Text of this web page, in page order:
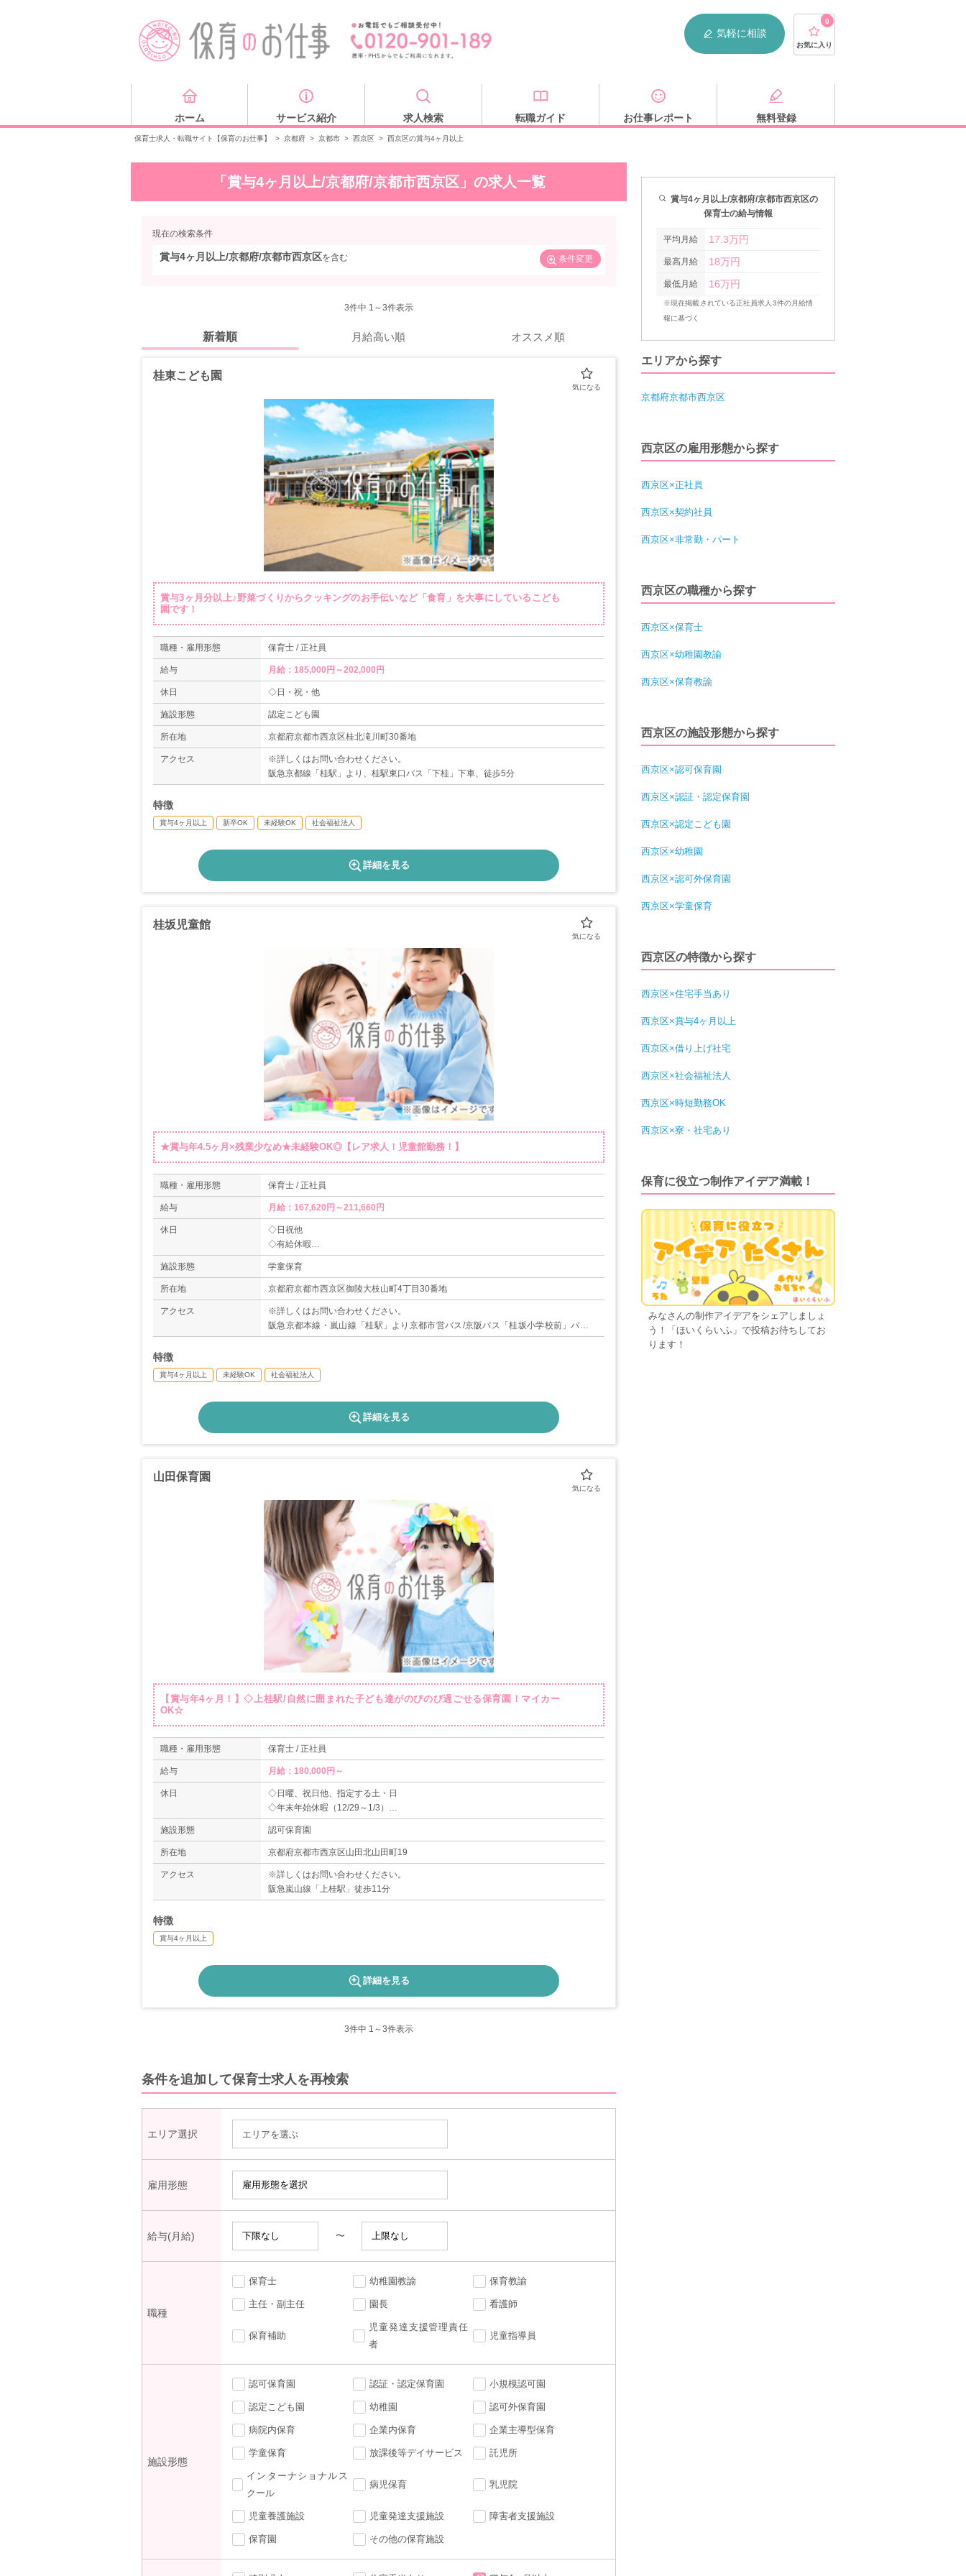
気軽に相談
0
お気に入り
ホーム サービス紹介 求人検索 転職ガイド お仕事レポート 無料登録
保育士求人・転職サイト【保育のお仕事】 > 京都府 > 京都市 > 西京区 > 西京区の賞与4ヶ月以上
「賞与4ヶ月以上/京都府/京都市西京区」の求人一覧
現在の検索条件
賞与4ヶ月以上/京都府/京都市西京区を含む 条件変更
3件中 1～3件表示
新着順 月給高い順 オススメ順
桂東こども園
賞与3ヶ月分以上♪野菜づくりからクッキングのお手伝いなど「食育」を大事にしているこども
園です！
職種・雇用形態 保育士 / 正社員
給与 月給：185,000円～202,000円
休日 ◇日・祝・他
施設形態 認定こども園
所在地 京都府京都市西京区桂北滝川町30番地
アクセス
※詳しくはお問い合わせください。
阪急京都線「桂駅」より、桂駅東口バス「下桂」下車、徒歩5分
特徴
賞与4ヶ月以上 新卒OK 未経験OK 社会福祉法人
詳細を見る
桂坂児童館
★賞与年4.5ヶ月×残業少なめ★未経験OK◎【レア求人！児童館勤務！】
職種・雇用形態 保育士 / 正社員
給与 月給：167,620円～211,660円
休日
◇日祝他
◇有給休暇
◇年末年始休暇
◇夏季休暇（5日）
◇育児休業制度
◇介護休業制度
◇子の看護休暇
◇介護休暇
施設形態 学童保育
所在地 京都府京都市西京区御陵大枝山町4丁目30番地
アクセス
※詳しくはお問い合わせください。
阪急京都本線・嵐山線「桂駅」より京都市営バス/京阪バス「桂坂小学校前」バス停
より徒歩2分
特徴
賞与4ヶ月以上 未経験OK 社会福祉法人
詳細を見る
山田保育園
【賞与年4ヶ月！】◇上桂駅/自然に囲まれた子ども達がのびのび過ごせる保育園！マイカー
OK☆
職種・雇用形態 保育士 / 正社員
給与
休日
◇日曜、祝日他、指定する土・日
◇年末年始休暇（12/29～1/3）
◇慶弔（就業規則による）
施設形態 認可保育園
所在地 京都府京都市西京区山田北山田町19
アクセス
※詳しくはお問い合わせください。
阪急嵐山線「上桂駅」徒歩11分
特徴
賞与4ヶ月以上
詳細を見る
3件中 1～3件表示
条件を追加して保育士求人を再検索
エリア選択 エリアを選ぶ
雇用形態
給与(月給) 〜
職種
保育士 幼稚園教諭 保育教諭
主任・副主任 園長 看護師
保育補助
児童発達支援管理責任
者
児童指導員
施設形態
認可保育園 認証・認定保育園 小規模認可園
認定こども園 幼稚園 認可外保育園
病院内保育 企業内保育 企業主導型保育
学童保育 放課後等デイサービス 託児所
インターナショナルス
クール
病児保育 乳児院
児童養護施設 児童発達支援施設 障害者支援施設
保育園 その他の保育施設
賞与4ヶ月以上/京都府/京都市西京区の
保育士の給与情報
平均月給 17.3万円
最高月給 18万円
最低月給 16万円
※現在掲載されている正社員求人3件の月給情
報に基づく
エリアから探す
京都府京都市西京区
西京区の雇用形態から探す
西京区×正社員
西京区×契約社員
西京区×非常勤・パート
西京区の職種から探す
西京区×保育士
西京区×幼稚園教諭
西京区×保育教諭
西京区の施設形態から探す
西京区×認可保育園
西京区×認証・認定保育園
西京区×認定こども園
西京区×幼稚園
西京区×認可外保育園
西京区×学童保育
西京区の特徴から探す
西京区×住宅手当あり
西京区×賞与4ヶ月以上
西京区×借り上げ社宅
西京区×社会福祉法人
西京区×時短勤務OK
西京区×寮・社宅あり
保育に役立つ制作アイデア満載！
みなさんの制作アイデアをシェアしましょ
う！「ほいくらいふ」で投稿お待ちしてお
ります！